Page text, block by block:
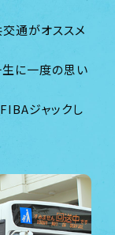
通がオススメ
に一度の思い
ジャックし